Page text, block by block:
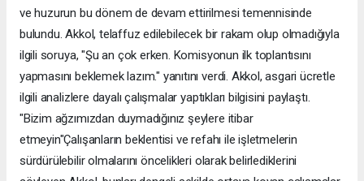
ve huzurun bu dönem de devam ettirilmesi temennisinde
bulundu. Akkol, telaffuz edilebilecek bir rakam olup olmadığıyla
ilgili soruya, "Şu an çok erken. Komisyonun ilk toplantısını
yapmasını beklemek lazım." yanıtını verdi. Akkol, asgari ücretle
ilgili analizlere dayalı çalışmalar yaptıkları bilgisini paylaştı.
"Bizim ağzımızdan duymadığınız şeylere itibar
etmeyin"Çalışanların beklentisi ve refahı ile işletmelerin
sürdürülebilir olmalarını öncelikleri olarak belirlediklerini